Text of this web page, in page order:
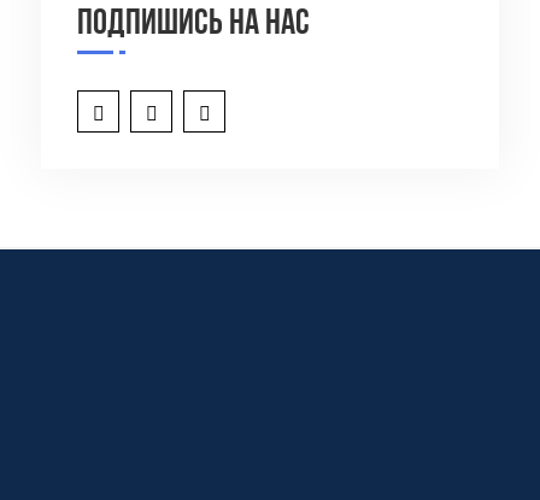
Подпишись на нас